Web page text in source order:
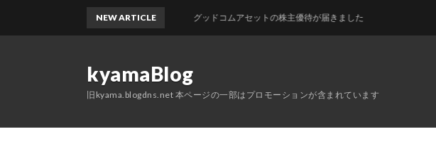
kyamaBlog
旧kyama.blogdns.net 本ページの一部はプロモーションが含まれています
NEW ARTICLE グッドコムアセットの株主優待が届きました